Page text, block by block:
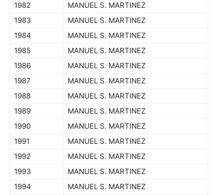
1982
MANUEL S. MARTINEZ
1983
MANUEL S. MARTINEZ
1984
MANUEL S. MARTINEZ
1985
MANUEL S. MARTINEZ
1986
MANUEL S. MARTINEZ
1987
MANUEL S. MARTINEZ
1988
MANUEL S. MARTINEZ
1989
MANUEL S. MARTINEZ
1990
MANUEL S. MARTINEZ
1991
MANUEL S. MARTINEZ
1992
MANUEL S. MARTINEZ
1993
MANUEL S. MARTINEZ
1994
MANUEL S. MARTINEZ